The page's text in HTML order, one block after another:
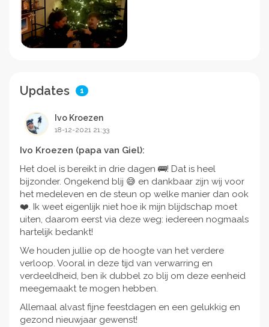
kans om te vallen. Willen jullie mijn papa en mama en
mij hierbij een handje helpen? Alvast heel erg
bedankt.
Updates 1
Ivo Kroezen
18-12-2021 21:33
Ivo Kroezen (papa van Giel):
Het doel is bereikt in drie dagen 🚌! Dat is heel
bijzonder. Ongekend blij 😅 en dankbaar zijn wij voor
het medeleven en de steun op welke manier dan ook
❤️. Ik weet eigenlijk niet hoe ik mijn blijdschap moet
uiten, daarom eerst via deze weg: iedereen nogmaals
hartelijk bedankt!
We houden jullie op de hoogte van het verdere
verloop. Vooral in deze tijd van verwarring en
verdeeldheid, ben ik dubbel zo blij om deze eenheid
meegemaakt te mogen hebben.
Allemaal alvast fijne feestdagen en een gelukkig en
gezond nieuwjaar gewenst!